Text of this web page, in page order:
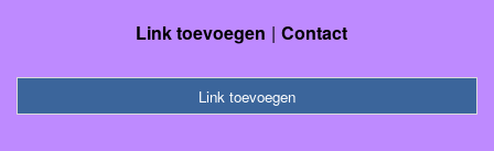
Link toevoegen Contact
Link toevoegen